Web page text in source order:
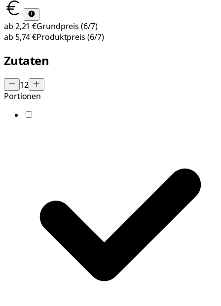
ab 2,21 €Grundpreis (6/7)
ab 5,74 €Produktpreis (6/7)
Zutaten
12
Portionen